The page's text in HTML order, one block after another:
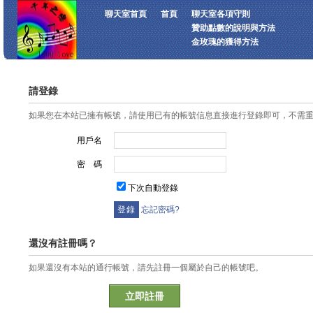
聊天室首頁 首頁
聊天室各項守則
贊助點數的說明與方法
金玫瑰的獲得方法
請登錄
如果您在本站已擁有帳號，請使用已有的帳號信息直接進行登錄即可，不需
用戶名
密 碼
下次自動登錄
忘記密碼?
還沒有註冊嗎？
如果還沒有本站的通行帳號，請先註冊一個屬於自己的帳號吧。
立即註冊